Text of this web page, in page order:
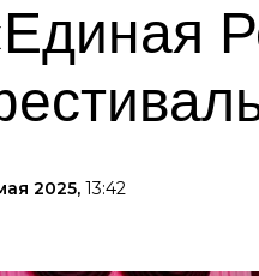
2025, 13:42